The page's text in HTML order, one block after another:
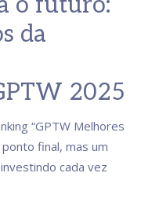
da
2025
“GPTW Melhores
final, mas um
cada vez